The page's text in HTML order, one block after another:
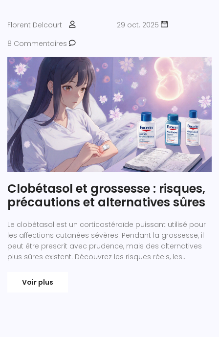
Florent Delcourt
29 oct. 2025
8 Commentaires
Clobétasol et grossesse : risques,
précautions et alternatives sûres
Le clobétasol est un corticostéroïde puissant utilisé pour
les affections cutanées sévères. Pendant la grossesse, il
peut être prescrit avec prudence, mais des alternatives
plus sûres existent. Découvrez les risques réels, les
Voir plus